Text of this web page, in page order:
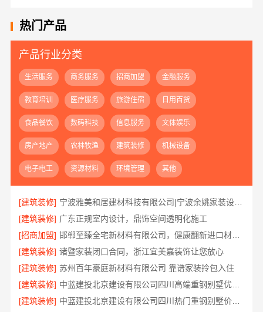
热门产品
产品行业分类
生活服务 商务服务 招商加盟 金融服务
教育培训 医疗服务 旅游住宿 日用百货
食品餐饮 数码科技 信息服务 文体娱乐
房产地产 农林牧渔 建筑装修 机械设备
电子电工 资源材料 环境管理 其他
[建筑装修]
宁波雅美和居建材科技有限公司|宁波余姚家装设计到店咨询
[建筑装修] 广东正规室内设计，鼎饰空间透明化施工
[招商加盟]
邯郸至臻全宅新材料有限公司，健康翻新进口材料开启绿色人居
[建筑装修] 诸暨家装闭口合同，浙江宜美嘉装饰让您放心
[建筑装修] 苏州百年豪庭新材料有限公司 靠谱家装拎包入住
[建筑装修]
中蓝建投北京建设有限公司四川高端重钢别墅优选指南
[建筑装修]
中蓝建投北京建设有限公司四川热门重钢别墅价格参考